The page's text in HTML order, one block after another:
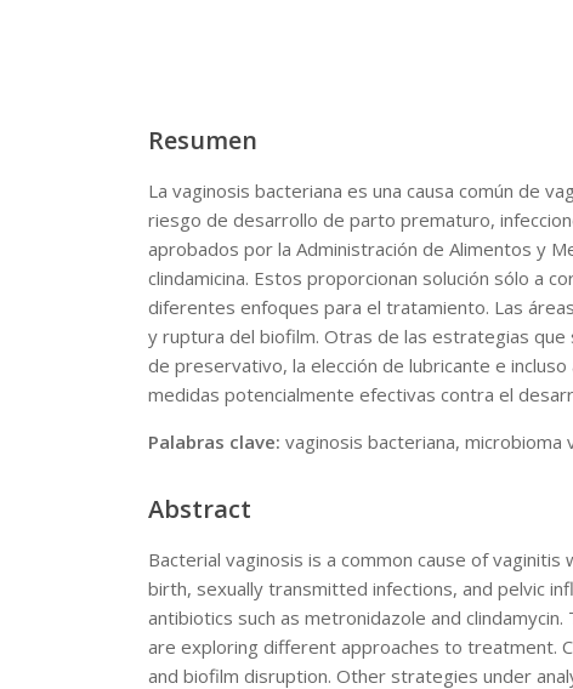
Resumen
La vaginosis bacteriana es una causa común de
riesgo de desarrollo de parto prematuro,
aprobados por la Administración de Alimentos y
clindamicina. Estos proporcionan solución sólo a
diferentes enfoques para el tratamiento. Las
y ruptura del biofilm. Otras de las estrategias que
de preservativo, la elección de lubricante e
medidas potencialmente efectivas contra el
Palabras clave: vaginosis bacteriana, microbioma
Abstract
Bacterial vaginosis is a common cause of
birth, sexually transmitted infections, and pelvic
antibiotics such as metronidazole and
are exploring different approaches to treatment.
and biofilm disruption. Other strategies under